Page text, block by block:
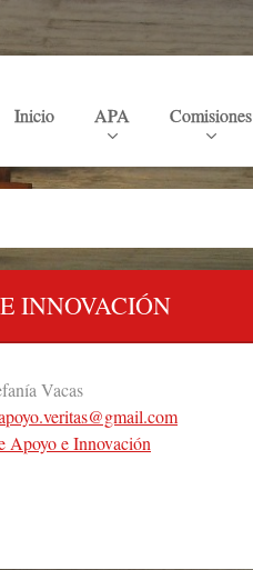
Inicio APA Comisiones
INNOVACIÓN
Vacas
Apoyo e Innovación